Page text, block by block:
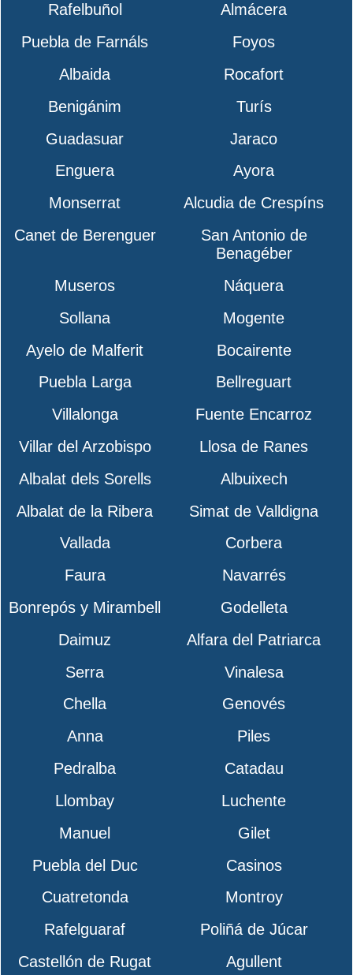
Rafelbuñol
Almácera
Puebla de Farnáls
Foyos
Albaida
Rocafort
Benigánim
Turís
Guadasuar
Jaraco
Enguera
Ayora
Monserrat
Alcudia de Crespíns
Canet de Berenguer
San Antonio de
Benagéber
Museros
Náquera
Sollana
Mogente
Ayelo de Malferit
Bocairente
Puebla Larga
Bellreguart
Villalonga
Fuente Encarroz
Villar del Arzobispo
Llosa de Ranes
Albalat dels Sorells
Albuixech
Albalat de la Ribera
Simat de Valldigna
Vallada
Corbera
Faura
Navarrés
Bonrepós y Mirambell
Godelleta
Daimuz
Alfara del Patriarca
Serra
Vinalesa
Chella
Genovés
Anna
Piles
Pedralba
Catadau
Llombay
Luchente
Manuel
Gilet
Puebla del Duc
Casinos
Cuatretonda
Montroy
Rafelguaraf
Poliñá de Júcar
Castellón de Rugat
Agullent